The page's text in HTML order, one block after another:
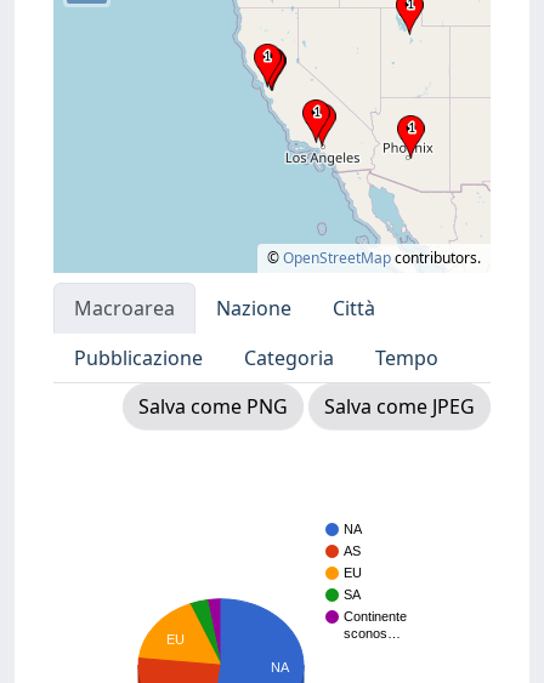
©OpenStreetMapcontributors.
Macroarea Nazione
Città
Pubblicazione
Categoria
Tempo
Salva come PNG
Salva come JPEG
NA
AS
EU
SA
Continente
sconos…
EU
NA